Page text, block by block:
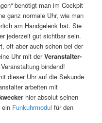
benötigt man im Cockpit
ganz normale Uhr, wie man
am Handgelenk hat. Sie
jederzeit gut sichtbar sein.
oft aber auch schon bei der
Uhr mit derVeranstalter-
bindend!
dieser Uhr auf die Sekunde
arbeiten mit
hier absolut seinen
ein Funkuhrmodulfür den